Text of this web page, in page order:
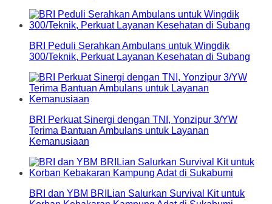
BRI Peduli Serahkan Ambulans untuk Wingdik
300/Teknik, Perkuat Layanan Kesehatan di Subang
BRI Perkuat Sinergi dengan TNI, Yonzipur 3/YW
Terima Bantuan Ambulans untuk Layanan
Kemanusiaan
BRI dan YBM BRILian Salurkan Survival Kit untuk